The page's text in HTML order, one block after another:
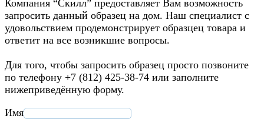
Компания “Скилл” предоставляет Вам возможность
запросить данный образец на дом. Наш специалист с
удовольствием продемонстрирует образцец товара и
ответит на все возникшие вопросы.
Для того, чтобы запросить образец просто позвоните
по телефону +7 (812) 425-38-74 или заполните
нижеприведённую форму.
Имя